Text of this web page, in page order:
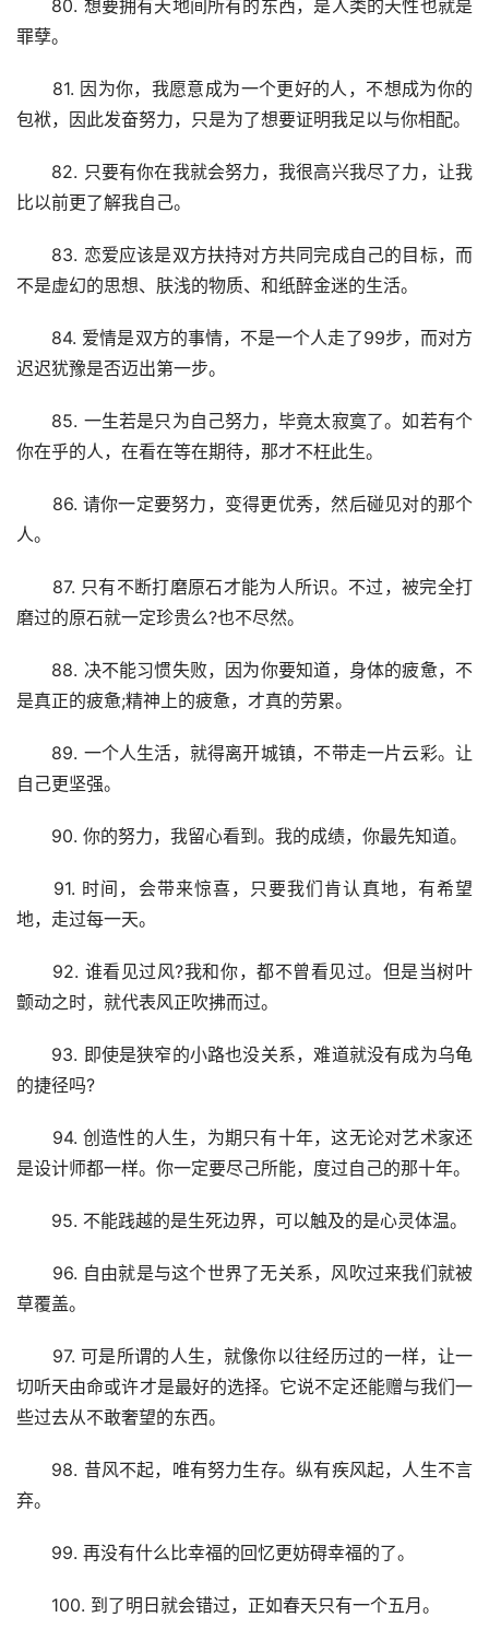
80. 想要拥有天地间所有的东西，是人类的天性也就是
罪孽。
81. 因为你，我愿意成为一个更好的人，不想成为你的
包袱，因此发奋努力，只是为了想要证明我足以与你相配。
82. 只要有你在我就会努力，我很高兴我尽了力，让我
比以前更了解我自己。
83. 恋爱应该是双方扶持对方共同完成自己的目标，而
不是虚幻的思想、肤浅的物质、和纸醉金迷的生活。
84. 爱情是双方的事情，不是一个人走了99步，而对方
迟迟犹豫是否迈出第一步。
85. 一生若是只为自己努力，毕竟太寂寞了。如若有个
你在乎的人，在看在等在期待，那才不枉此生。
86. 请你一定要努力，变得更优秀，然后碰见对的那个
人。
87. 只有不断打磨原石才能为人所识。不过，被完全打
磨过的原石就一定珍贵么?也不尽然。
88. 决不能习惯失败，因为你要知道，身体的疲惫，不
是真正的疲惫;精神上的疲惫，才真的劳累。
89. 一个人生活，就得离开城镇，不带走一片云彩。让
自己更坚强。
90. 你的努力，我留心看到。我的成绩，你最先知道。
91. 时间，会带来惊喜，只要我们肯认真地，有希望
地，走过每一天。
92. 谁看见过风?我和你，都不曾看见过。但是当树叶
颤动之时，就代表风正吹拂而过。
93. 即使是狭窄的小路也没关系，难道就没有成为乌龟
的捷径吗?
94. 创造性的人生，为期只有十年，这无论对艺术家还
是设计师都一样。你一定要尽己所能，度过自己的那十年。
95. 不能践越的是生死边界，可以触及的是心灵体温。
96. 自由就是与这个世界了无关系，风吹过来我们就被
草覆盖。
97. 可是所谓的人生，就像你以往经历过的一样，让一
切听天由命或许才是最好的选择。它说不定还能赠与我们一
些过去从不敢奢望的东西。
98. 昔风不起，唯有努力生存。纵有疾风起，人生不言
弃。
99. 再没有什么比幸福的回忆更妨碍幸福的了。
100. 到了明日就会错过，正如春天只有一个五月。